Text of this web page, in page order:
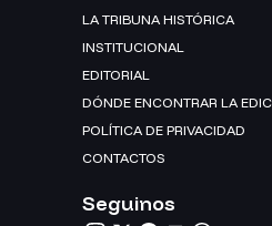
LA TRIBUNA HISTÓRICA
INSTITUCIONAL
EDITORIAL
DÓNDE ENCONTRAR LA
POLÍTICA DE PRIVACIDAD
CONTACTOS
Seguinos